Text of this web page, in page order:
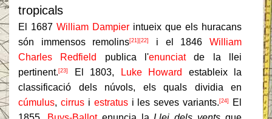
tropicals
El 1687 William Dampier intueix que els huracans
són immensos remolins[21] [22] i el 1846William
Charles Redfield
publica l'enunciatde la llei
pertinent. [23] El 1803, Luke Howard
estableix la
classificació dels núvols, els quals dividia en
cúmulus, cirrusi estratusi les seves variants.[24]
El